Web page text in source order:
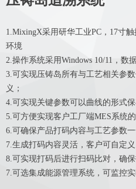
1.MixingX采用研华工业PC，17寸
环境
2.操作系统采用Windows 10/11，数
3.可实现压铸岛所有与工艺相关参
义；
4.可实现关键参数可以曲线的形式
5.可方便实现客户工厂端MES系统
6.可确保产品打码内容与工艺参数
7.生成打码内容灵活，客户可自定
8.可实现打码后进行扫码比对，确
7.可选集成能源管理系统，可监控